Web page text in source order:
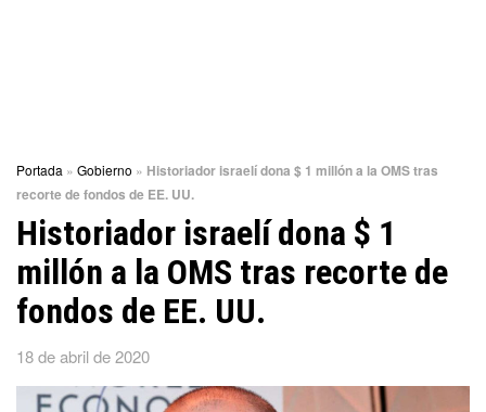
Portada » Gobierno » Historiador israelí dona $ 1 millón a la OMS tras
recorte de fondos de EE. UU.
Historiador israelí dona $ 1
millón a la OMS tras recorte de
fondos de EE. UU.
18 de abril de 2020